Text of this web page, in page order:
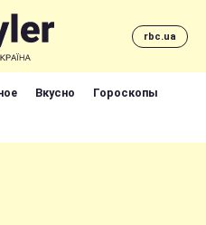
rbc.ua
Вкусно Гороскопы